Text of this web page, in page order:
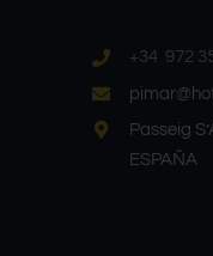
+34 972
Passeig
ESPAÑA